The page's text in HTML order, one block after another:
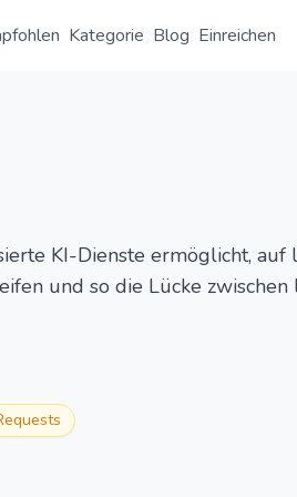
Kategorie Blog Einreichen
KI-Dienste ermöglicht,
und so die Lücke